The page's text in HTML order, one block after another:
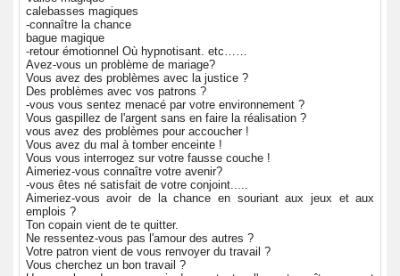
calebasses magiques
-connaître la chance
bague magique
-retour émotionnel Où hypnotisant. etc……
Avez-vous un problème de mariage?
Vous avez des problèmes avec la justice ?
Des problèmes avec vos patrons ?
-vous vous sentez menacé par votre environnement ?
Vous gaspillez de l'argent sans en faire la réalisation ?
vous avez des problèmes pour accoucher !
Vous avez du mal à tomber enceinte !
Vous vous interrogez sur votre fausse couche !
Aimeriez-vous connaître votre avenir?
-vous êtes né satisfait de votre conjoint.....
Aimeriez-vous avoir de la chance en souriant aux jeux et aux
emplois ?
Ton copain vient de te quitter.
Ne ressentez-vous pas l'amour des autres ?
Votre patron vient de vous renvoyer du travail ?
Vous cherchez un bon travail ?